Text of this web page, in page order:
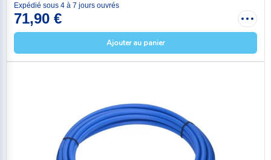
Expédié sous 4 à 7 jours ouvrés
71,90 €
Ajouter au panier